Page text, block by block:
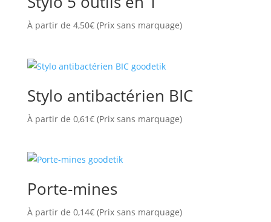
À partir de 4,50€(Prix sans marquage)
Stylo antibactérien BIC
À partir de 0,61€(Prix sans marquage)
Porte-mines
À partir de 0,14€(Prix sans marquage)